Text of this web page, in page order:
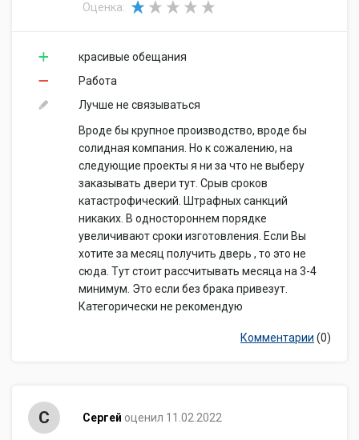
Оценка:
красивые обещания
Работа
Лучше не связываться
Вроде бы крупное производство, вроде бы
солидная компания. Но к сожалению, на
следующие проекты я ни за что не выберу
заказывать двери тут. Срыв сроков
катастрофический. Штрафных санкций
никаких. В одностороннем порядке
увеличивают сроки изготовления. Если Вы
хотите за месяц получить дверь , то это не
сюда. Тут стоит рассчитывать месяца на 3-4
минимум. Это если без брака привезут.
Категорически не рекомендую
Комментарии (0)
С Сергей оценил 11.02.2022